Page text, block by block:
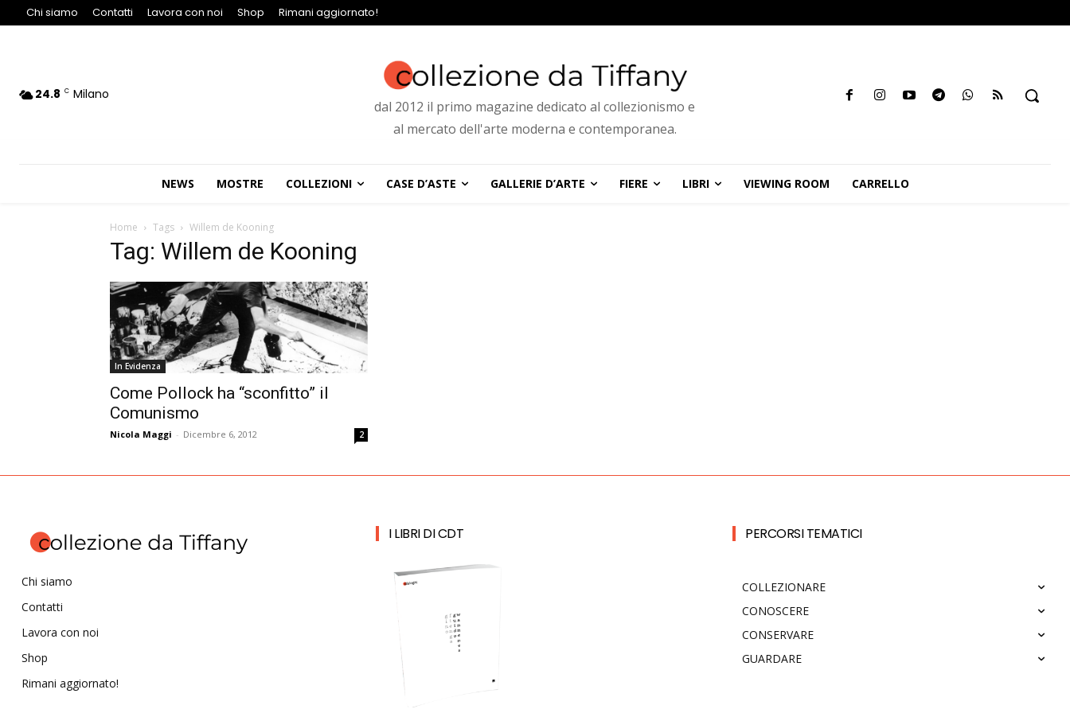
Chi siamo Contatti Lavora con noi Shop Rimani aggiornato!
24.8 C Milano
dal 2012 il primo magazine dedicato al collezionismo e
al mercato dell'arte moderna e contemporanea.
NEWS MOSTRE COLLEZIONI CASE D’ASTE GALLERIE D’ARTE FIERE LIBRI VIEWING ROOM CARRELLO
Home Tags Willem de Kooning
Tag: Willem de Kooning
In Evidenza
Come Pollock ha “sconfitto” il
Comunismo
Nicola Maggi - Dicembre 6, 2012 2
Chi siamo
Contatti
Lavora con noi
Shop
Rimani aggiornato!
I LIBRI DI CDT PERCORSI TEMATICI
COLLEZIONARE
CONOSCERE
CONSERVARE
GUARDARE